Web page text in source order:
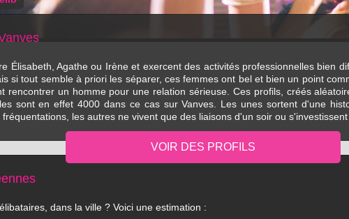
Élisabeth, Agathe ou Irène et exercent des activités professionnelles bien
si tout semble à priori les séparer, ces femmes ont bel et bien un point
rencontrer un homme pour une relation sérieuse. Ces profils, créés
sont en effet 4000 dans ce cas sur Vanves. Les unes sortent d'une
les autres ne vivent que des liaisons d'un soir ou s'investissent
dans la ville ? Voici une estimation :